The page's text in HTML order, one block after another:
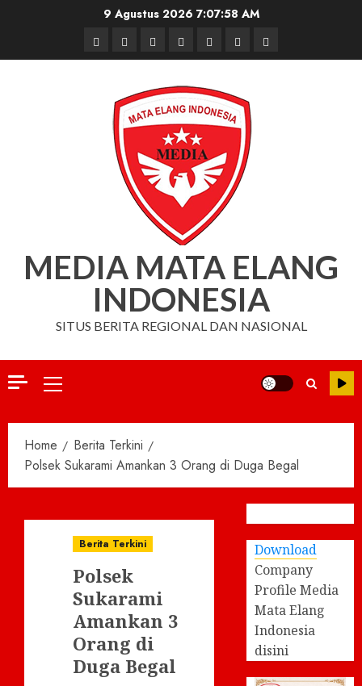
9 Agustus 2026 7:07:58 AM
BerandaNasionalDaerahHukum
dan
Kriminal
Pendidikan
Box
Redaksi
Iklan
MEDIA MATA ELANG
INDONESIA
SITUS BERITA REGIONAL DAN NASIONAL
Primary
Home
Berita Terkini
Polsek Sukarami Amankan 3 Orang di Duga Begal
Berita Terkini
Polsek
Sukarami
Amankan 3
Orang di
Duga Begal
Download
Company
Profile Media
Mata Elang
Indonesia
disini